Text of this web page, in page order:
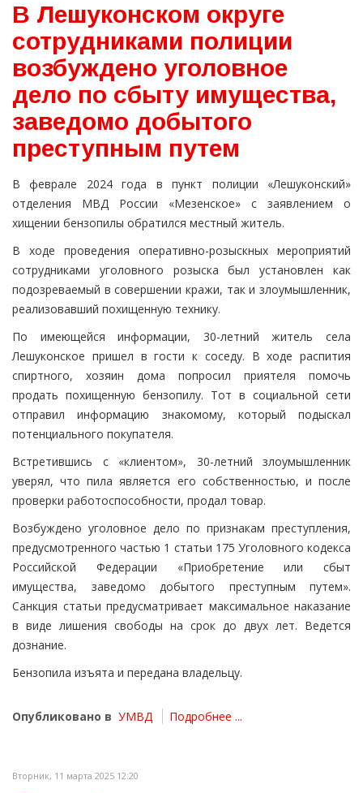
В Лешуконском округе
сотрудниками полиции
возбуждено уголовное
дело по сбыту имущества,
заведомо добытого
преступным путем
В феврале 2024 года в пункт полиции «Лешуконский»
отделения МВД России «Мезенское» с заявлением о
хищении бензопилы обратился местный житель.
В ходе проведения оперативно-розыскных мероприятий
сотрудниками уголовного розыска был установлен как
подозреваемый в совершении кражи, так и злоумышленник,
реализовавший похищенную технику.
По имеющейся информации, 30-летний житель села
Лешуконское пришел в гости к соседу. В ходе распития
спиртного, хозяин дома попросил приятеля помочь
продать похищенную бензопилу. Тот в социальной сети
отправил информацию знакомому, который подыскал
потенциального покупателя.
Встретившись с «клиентом», 30-летний злоумышленник
уверял, что пила является его собственностью, и после
проверки работоспособности, продал товар.
Возбуждено уголовное дело по признакам преступления,
предусмотренного частью 1 статьи 175 Уголовного кодекса
Российской Федерации «Приобретение или сбыт
имущества, заведомо добытого преступным путем».
Санкция статьи предусматривает максимальное наказание
в виде лишения свободы на срок до двух лет. Ведется
дознание.
Бензопила изъята и передана владельцу.
Опубликовано в УМВД Подробнее ...
Вторник, 11 марта 2025 12:20